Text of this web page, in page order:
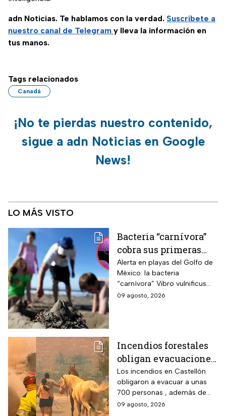
adn Noticias. Te hablamos con la verdad. Suscríbete a
nuestro canal de Telegram y lleva la información en
tus manos.
Tags relacionados
Canadá
¡No te pierdas nuestro contenido,
sigue a adn Noticias en Google
News!
LO MÁS VISTO
Bacteria “carnívora”
cobra sus primeras
vidas y enciende
alarmas en estas
playas de EUA
Alerta en playas del Golfo de
México: la bacteria
“carnívora” Vibro vulnificus
causa infecciones graves y
09 agosto, 2026
Incendios forestales
obligan evacuaciones
en el este de España |
VIDEO
Los incendios en Castellón
obligaron a evacuar a unas
700 personas , además de
que ya dañaron viviendas y
09 agosto, 2026